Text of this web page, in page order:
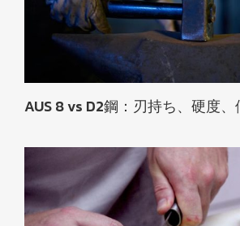
AUS 8 vs D2鋼：刃持ち、硬度